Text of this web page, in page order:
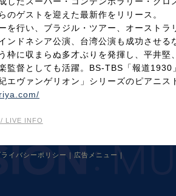
のゲストを迎えた最新作をリリース。
を行い、ブラジル・ツアー、オースト
ンドネシア公演、台湾公演も成功させ
枠に収まらぬ多才ぶりを発揮し、平井
監督としても活躍。BS-TBS「報道
エヴァンゲリオン」シリーズのピアニス
LIVE INFO
ライバシーポリシー ｜ 広告メニュー ｜